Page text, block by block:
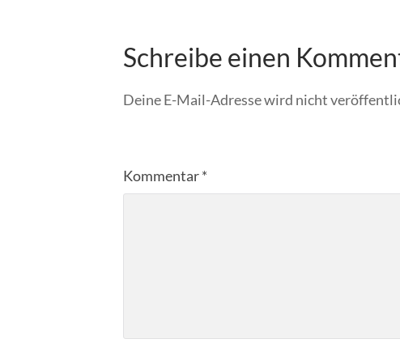
Schreibe einen
Deine E-Mail-Adresse wird nicht
Kommentar*